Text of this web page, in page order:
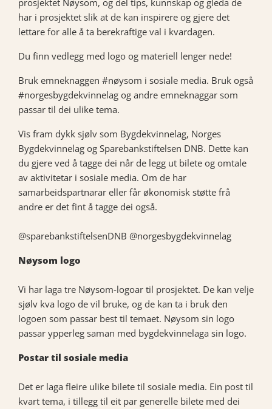
prosjektet Nøysom, og del tips, kunnskap og gleda de
har i prosjektet slik at de kan inspirere og gjere det
lettare for alle å ta berekraftige val i kvardagen.
Du finn vedlegg med logo og materiell lenger nede!
Bruk emneknaggen #nøysom i sosiale media. Bruk også
#norgesbygdekvinnelag og andre emneknaggar som
passar til dei ulike tema.
Vis fram dykk sjølv som Bygdekvinnelag, Norges
Bygdekvinnelag og Sparebankstiftelsen DNB. Dette kan
du gjere ved å tagge dei når de legg ut bilete og omtale
av aktivitetar i sosiale media. Om de har
samarbeidspartnarar eller får økonomisk støtte frå
andre er det fint å tagge dei også.
@sparebankstiftelsenDNB @norgesbygdekvinnelag
Nøysom logo
Vi har laga tre Nøysom-logoar til prosjektet. De kan velje
sjølv kva logo de vil bruke, og de kan ta i bruk den
logoen som passar best til temaet. Nøysom sin logo
passar ypperleg saman med bygdekvinnelaga sin logo.
Postar til sosiale media
Det er laga fleire ulike bilete til sosiale media. Ein post til
kvart tema, i tillegg til eit par generelle bilete med dei